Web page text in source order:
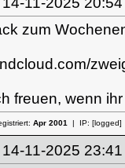
zum
freuen, wenn
Apr 2001| IP: [logged]
14-11-2025